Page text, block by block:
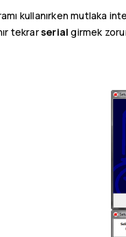
kullanırken mutlaka
tekrarserial girmek